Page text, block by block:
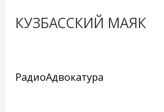
КУЗБАССКИЙ МАЯК
РадиоАдвокатура